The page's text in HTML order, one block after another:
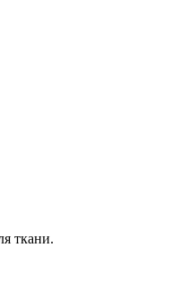
ткани.